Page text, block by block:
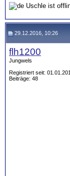
29.12.2016, 10:26
flh1200
Jungwels
Registriert seit:
Beiträge: 48